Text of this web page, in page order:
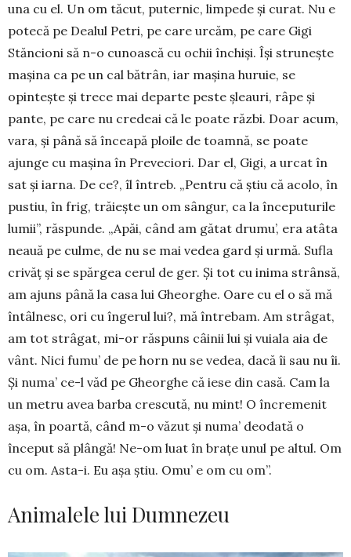
una cu el. Un om tăcut, puternic, limpe­de și curat. Nu e
potecă pe Dealul Petri, pe care ur­căm, pe care Gigi
Stăncioni să n-o cunoască cu ochii închiși. Își strunește
mașina ca pe un cal bă­trân, iar mașina huruie, se
opintește și trece mai de­parte peste șleauri, râpe și
pante, pe care nu credeai că le poate răzbi. Doar acum,
vara, și până să încea­pă ploile de toamnă, se poate
ajunge cu mașina în Preveciori. Dar el, Gigi, a urcat în
sat și iarna. De ce?, îl întreb. „Pentru că știu că acolo, în
pustiu, în frig, trăiește un om sângur, ca la înce­puturile
lu­mii”, răspunde. „Apăi, când am gătat drumu’, era atâta
neauă pe culme, de nu se mai vedea gard și urmă. Sufla
crivăț și se spărgea cerul de ger. Și tot cu ini­ma strânsă,
am ajuns până la casa lui Gheor­ghe. Oare cu el o să mă
întâlnesc, ori cu îngerul lui?, mă între­bam. Am strâgat,
am tot strâgat, mi-or răspuns câinii lui și vuiala aia de
vânt. Nici fumu’ de pe horn nu se vedea, dacă îi sau nu îi.
Și numa’ ce-l văd pe Gheorghe că iese din casă. Cam la
un metru avea barba crescută, nu mint! O încremenit
așa, în poartă, când m-o văzut și numa’ deodată o
început să plân­gă! Ne-om luat în brațe unul pe altul. Om
cu om. Asta-i. Eu așa știu. Omu’ e om cu om”.
Animalele lui Dumnezeu